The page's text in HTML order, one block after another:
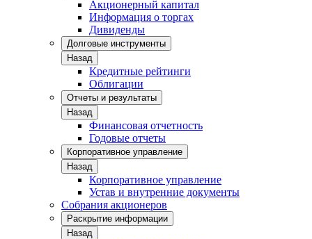
Акционерный капитал
Информация о торгах
Дивиденды
Долговые инструменты
Назад
Кредитные рейтинги
Облигации
Отчеты и результаты
Назад
Финансовая отчетность
Годовые отчеты
Корпоративное управление
Назад
Корпоративное управление
Устав и внутренние документы
Собрания акционеров
Раскрытие информации
Назад